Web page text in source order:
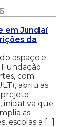
em Jundiaí
da
espaço e
com
abriu as
projeto
iniciativa que
as
escolas e […]